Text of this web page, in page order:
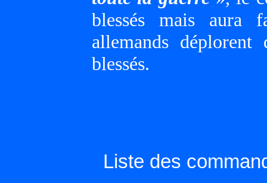
blessés mais aura
allemands
blessés.
Liste des